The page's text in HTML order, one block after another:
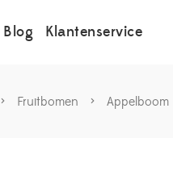
Blog Klantenservice
> Fruitbomen > Appelboom